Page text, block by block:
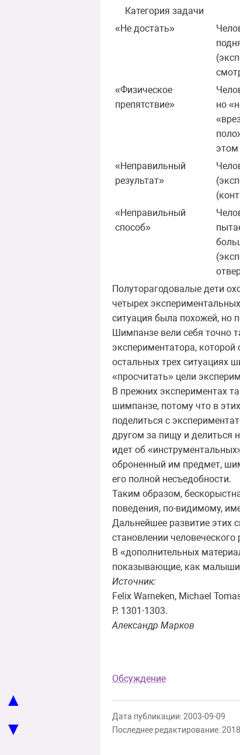
Категория задачи
«Не достать»
«Физическое
препятствие»
но
этом
«Неправильный
результат»
«Неправильный
способ»
Полуторагодовалые дети
четырех
ситуация была похожей, но
Шимпанзе вели себя точно
экспериментатора,
остальных трех ситуациях
«просчитать» цели
В прежних экспериментах
шимпанзе, потому что в
поделиться с
другом за пищу и делиться
идет об
оброненный им предмет,
его полной несъедобности.
Таким образом,
поведения, по-видимому,
Дальнейшее развитие этих
становлении
В «дополнительных
показывающие, как малыши
Источник:
Felix Warneken, Michael
P. 1301-1303.
Александр Марков
Обсуждение
Дата публикации: 2003-09-09
Последнее редактирование:
▲
▼